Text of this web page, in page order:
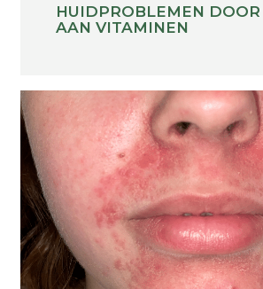
HUIDPROBLEMEN
AAN VITAMINEN